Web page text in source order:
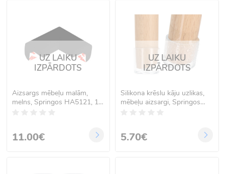
UZ LAIKU
IZPĀRDOTS
Aizsargs mēbeļu malām,
melns, Springos HA5121, 10
11.00€
UZ LAIKU
IZPĀRDOTS
Silikona krēslu kāju uzlikas,
mēbeļu aizsargi, Springos
5.70€